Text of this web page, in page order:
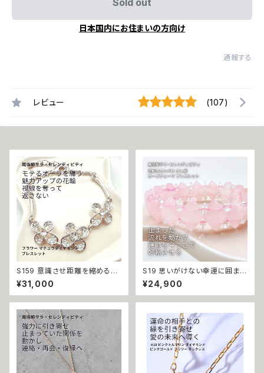
Sold out
日本国内にお住まいの方向け
通報する
レビュー (107)
S159 意識させ距離を縮める輝
き 好感度が上がる 人気アップ
惚れさせ フラワー マチュラダイ
ヤモンド ブレスレット 魔術 アク
セレンディピティ お守り 縁結び
白魔術 縁切り パワーストーン
おまじない 開運 モテる 美しさ
可憐 上品度アップ 振り向かせ
る 好きにさせる 花
¥31,000
S19 思いがけない幸運に囲まれ
る 運を引き寄せる 一発逆転 開
運 強運 金運 ネガティブエネル
ギーをかき消す 逆転のロンバス
ット サラ セレンディピティ ウィッ
カの３つの魔法 魔術 アクセサリ
ー お守り 金運 財運 くじ運 席運
開運 運気アップ 幸運 召致 潜在
能力 子宝 子授け 幸運期 魔術
魔法 おまじない 白魔法 強力 ア
クセサリー パワーストーン
¥24,900